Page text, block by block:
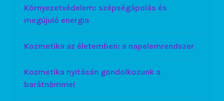
Környezetvédelem: szépségápolás és
megújuló energia
Kozmetika az életemben: a napelemrendszer
Kozmetika nyitásán gondolkozunk a
barátnőmmel